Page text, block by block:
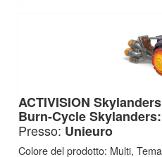
ACTIVISION
Burn-Cycle
Presso:Unieuro
Colore del prodotto: Multi,